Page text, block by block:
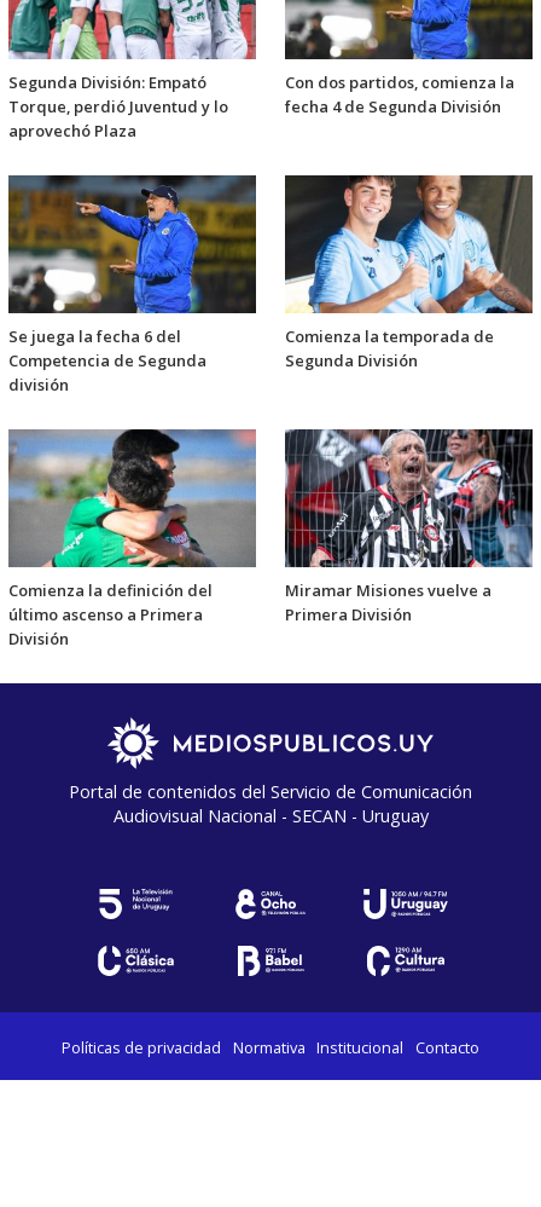
Segunda División: Empató
Torque, perdió Juventud y lo
aprovechó Plaza
Con dos partidos, comienza la
fecha 4 de Segunda División
Se juega la fecha 6 del
Competencia de Segunda
división
Comienza la temporada de
Segunda División
Comienza la definición del
último ascenso a Primera
División
Miramar Misiones vuelve a
Primera División
Portal de contenidos del Servicio de Comunicación
Audiovisual Nacional - SECAN - Uruguay
Políticas de privacidad Normativa Institucional Contacto